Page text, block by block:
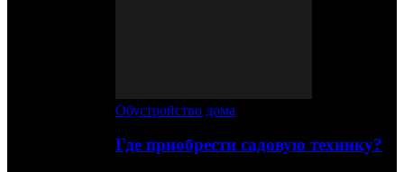
Обустройство дома
Где приобрести садовую технику?